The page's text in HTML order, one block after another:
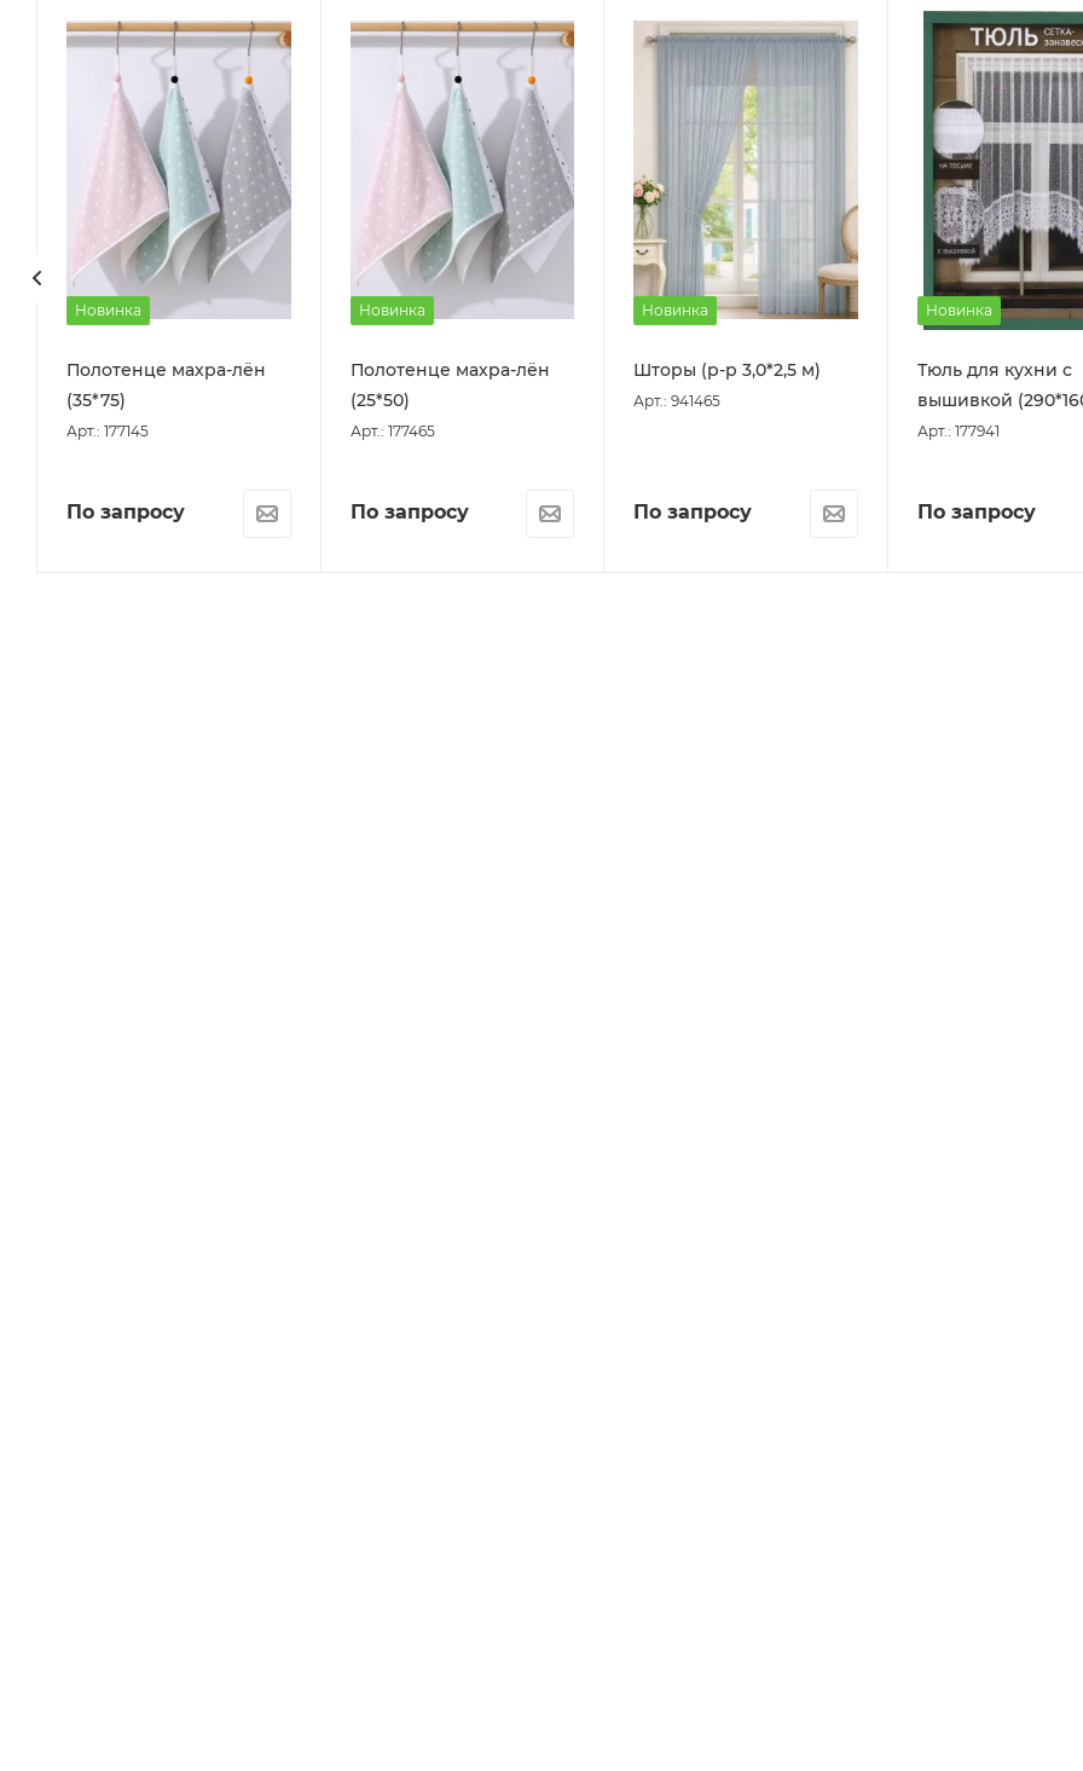
Новинка
Полотенце махра-лён
(35*75)
Арт.: 177145
По запросу
Новинка
Полотенце махра-лён
(25*50)
Арт.: 177465
По запросу
Новинка
Шторы (р-р 3,0*2,5 м)
Арт.: 941465
По запросу
Новинка
Тюль для кухни с
вышивкой
Арт.: 177941
По запросу